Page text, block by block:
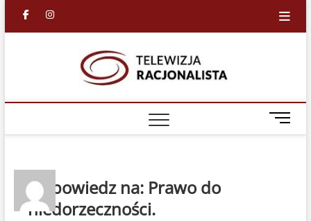
facebook
in
M
e
Odpowiedz na: Prawo do
niedorzeczności.